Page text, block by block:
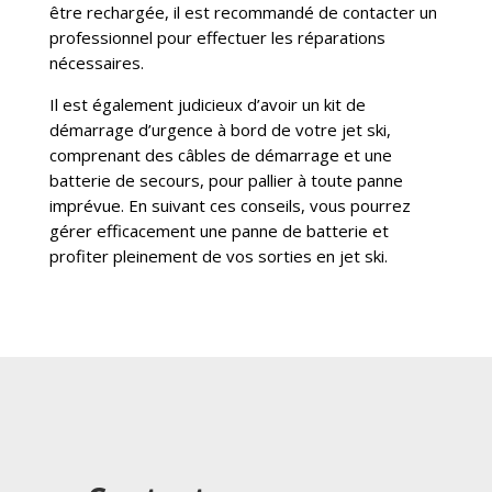
être rechargée, il est recommandé de contacter un
professionnel pour effectuer les réparations
nécessaires.
Il est également judicieux d’avoir un kit de
démarrage d’urgence à bord de votre jet ski,
comprenant des câbles de démarrage et une
batterie de secours, pour pallier à toute panne
imprévue. En suivant ces conseils, vous pourrez
gérer efficacement une panne de batterie et
profiter pleinement de vos sorties en jet ski.